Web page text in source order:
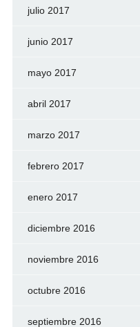
julio 2017
junio 2017
mayo 2017
abril 2017
marzo 2017
febrero 2017
enero 2017
diciembre 2016
noviembre 2016
octubre 2016
septiembre 2016